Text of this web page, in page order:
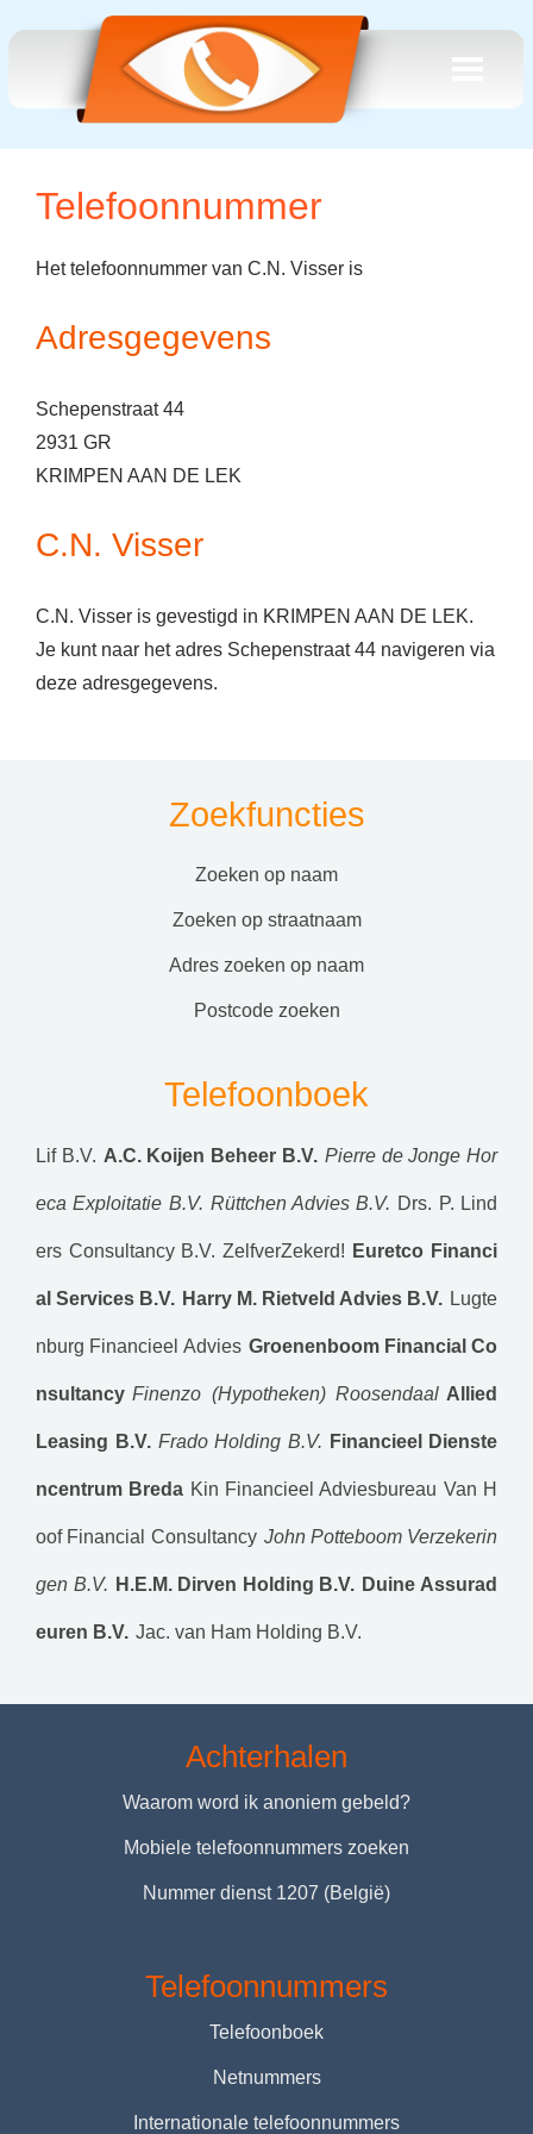
Telefoonnummer
Het telefoonnummer van C.N. Visser is
Adresgegevens
Schepenstraat 44
2931 GR
KRIMPEN AAN DE LEK
C.N. Visser
C.N. Visser is gevestigd in KRIMPEN AAN DE LEK.
Je kunt naar het adres Schepenstraat 44 navigeren via
deze adresgegevens.
Zoekfuncties
zoeken op naam
zoeken op straatnaam
adres zoeken op naam
postcode zoeken
Telefoonboek
Lif B.V. A.C. Koijen Beheer B.V. Pierre de Jonge Hor
eca Exploitatie B.V. Rüttchen Advies B.V. Drs. P. Lind
ers Consultancy B.V. ZelfverZekerd! Euretco Financi
al Services B.V. Harry M. Rietveld Advies B.V. Lugte
nburg Financieel Advies Groenenboom Financial Co
nsultancy Finenzo (Hypotheken) Roosendaal Allied
Leasing B.V. Frado Holding B.V. Financieel Dienste
ncentrum Breda Kin Financieel Adviesbureau Van H
oof Financial Consultancy John Potteboom Verzekerin
gen B.V. H.E.M. Dirven Holding B.V. Duine Assurad
euren B.V. Jac. van Ham Holding B.V.
Achterhalen
Waarom word ik anoniem gebeld?
Mobiele telefoonnummers zoeken
Nummer dienst 1207 (België)
Telefoonnummers
Telefoonboek
Netnummers
Internationale telefoonnummers